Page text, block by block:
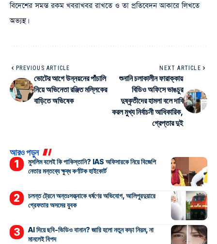
বিদেশের সমস্ত রকম খবরাখবর রাখতে ও তা প্রতিবেদন আকারে লিখতে
অভ্যস্থ।
PREVIOUS ARTICLE
ভোটের আগে উন্নয়নের পাঁচালি
নিয়ে অভিনেতা রঞ্জিত মল্লিকের
বাড়িতে অভিষেক
NEXT ARTICLE
শুনানি চলাকালীন ফারাক্কায়
বিডিও অফিসে ভাঙচুর
দুষ্কৃতীদের হামলা বলে দাবি
করল মুখ্য নির্বাচনী আধিকারিক,
গ্রেপ্তার দুই
আরও পড়ুন
মুসলিম বলেই কি পাকিস্তানি? IAS অফিসারকে নিয়ে বিজেপি
নেতার মন্তব্যে ক্ষুব্ধ কর্ণাটক হাইকোর্ট
চলন্ত ট্রেনে অন্তঃসত্ত্বাকে ধর্ষণের অভিযোগ, আলিপুরদুয়ারে
গ্রেফতার অসমের যুবক
AI দিয়ে ছবি-ভিডিও বানান? জারি হলো নতুন কড়া নিয়ম, না
মানলেই বিপদ